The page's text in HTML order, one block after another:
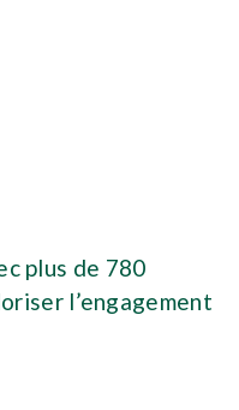
plus de 780
l’engagement